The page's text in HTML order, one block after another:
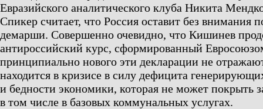
Евразийского аналитического клуба Никита
Спикер считает, что Россия оставит без внимания
демарши. Совершенно очевидно, что Кишинев
антироссийский курс, сформированный
принципиально нового эти декларации не
находится в кризисе в силу дефицита
и бедности экономики, которая не может покрыть
в том числе в базовых коммунальных услугах.